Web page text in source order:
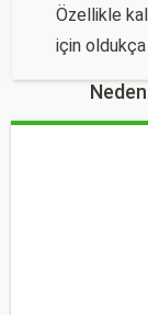
Özellikle
için